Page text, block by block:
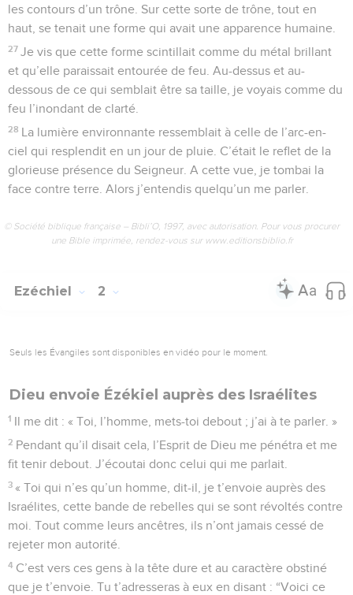
les contours d’un trône. Sur cette sorte de trône, tout en
haut, se tenait une forme qui avait une apparence humaine.
27 Je vis que cette forme scintillait comme du métal brillant
et qu’elle paraissait entourée de feu. Au-dessus et au-
dessous de ce qui semblait être sa taille, je voyais comme du
feu l’inondant de clarté.
28 La lumière environnante ressemblait à celle de l’arc-en-
ciel qui resplendit en un jour de pluie. C’était le reflet de la
glorieuse présence du Seigneur. A cette vue, je tombai la
face contre terre. Alors j’entendis quelqu’un me parler.
© Société biblique française – Bibli’O, 1997, avec autorisation. Pour vous procurer
une Bible imprimée, rendez-vous sur www.editionsbiblio.fr
Ezéchiel 2
Seuls les Évangiles sont disponibles en vidéo pour le moment.
Dieu envoie Ézékiel auprès des Israélites
1 Il me dit : « Toi, l’homme, mets-toi debout ; j’ai à te parler. »
2 Pendant qu’il disait cela, l’Esprit de Dieu me pénétra et me
fit tenir debout. J’écoutai donc celui qui me parlait.
3 « Toi qui n’es qu’un homme, dit-il, je t’envoie auprès des
Israélites, cette bande de rebelles qui se sont révoltés contre
moi. Tout comme leurs ancêtres, ils n’ont jamais cessé de
rejeter mon autorité.
4 C’est vers ces gens à la tête dure et au caractère obstiné
que je t’envoie. Tu t’adresseras à eux en disant : “Voici ce